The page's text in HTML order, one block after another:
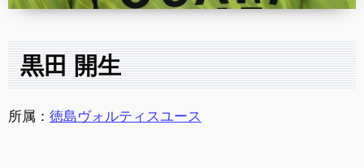
黒田 開生
所属： 徳島ヴォルティスユース